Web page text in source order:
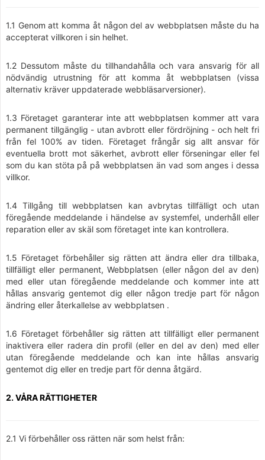
1.1 Genom att komma åt någon del av webbplatsen måste du ha
accepterat villkoren i sin helhet.
1.2 Dessutom måste du tillhandahålla och vara ansvarig för all
nödvändig utrustning för att komma åt webbplatsen (vissa
alternativ kräver uppdaterade webbläsarversioner).
1.3 Företaget garanterar inte att webbplatsen kommer att vara
permanent tillgänglig - utan avbrott eller fördröjning - och helt fri
från fel 100% av tiden. Företaget frångår sig allt ansvar för
eventuella brott mot säkerhet, avbrott eller förseningar eller fel
som du kan stöta på på webbplatsen än vad som anges i dessa
villkor.
1.4 Tillgång till webbplatsen kan avbrytas tillfälligt och utan
föregående meddelande i händelse av systemfel, underhåll eller
reparation eller av skäl som företaget inte kan kontrollera.
1.5 Företaget förbehåller sig rätten att ändra eller dra tillbaka,
tillfälligt eller permanent, Webbplatsen (eller någon del av den)
med eller utan föregående meddelande och kommer inte att
hållas ansvarig gentemot dig eller någon tredje part för någon
ändring eller återkallelse av webbplatsen .
1.6 Företaget förbehåller sig rätten att tillfälligt eller permanent
inaktivera eller radera din profil (eller en del av den) med eller
utan föregående meddelande och kan inte hållas ansvarig
gentemot dig eller en tredje part för denna åtgärd.
2. VÅRA RÄTTIGHETER
2.1 Vi förbehåller oss rätten när som helst från: